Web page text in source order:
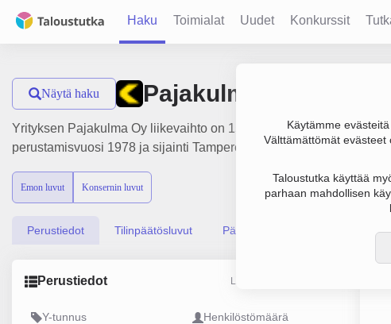
Haku Toimialat Uudet Konkurssit
Käytämme
Välttämättömät evästeet
Taloustutka käyttää
parhaan mahdollisen
Näytä haku Pajakulma Oy
Yrityksen Pajakulma Oy liikevaihto on 15.7 milj. €, tulos 323 000
perustamisvuosi 1978 ja sijainti Tampere. Yrityksen yhtiömuoto
Emon luvut Konsernin luvut
Perustiedot Tilinpäätösluvut Päättäjätiedot
Perustiedot Lähde: YTJ, PRH, Traficom
Y-tunnus Henkilöstömäärä